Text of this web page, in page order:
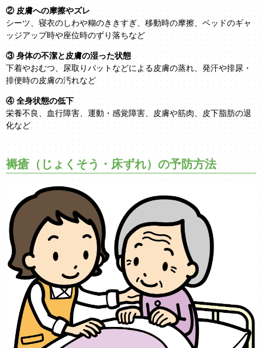
② 皮膚への摩擦やズレ
シーツ、寝衣のしわや糊のききすぎ、移動時の摩擦、ベッドのギャ
ッジアップ時や座位時のずり落ちなど
③ 身体の不潔と皮膚の湿った状態
下着やおむつ、尿取りパットなどによる皮膚の蒸れ、発汗や排尿・
排便時の皮膚の汚れなど
④ 全身状態の低下
栄養不良、血行障害、運動・感覚障害、皮膚や筋肉、皮下脂肪の退
化など
褥瘡（じょくそう・床ずれ）の予防方法